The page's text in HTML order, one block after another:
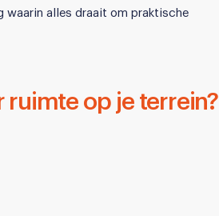
waarin alles draait om praktische
ruimte op je terrein?